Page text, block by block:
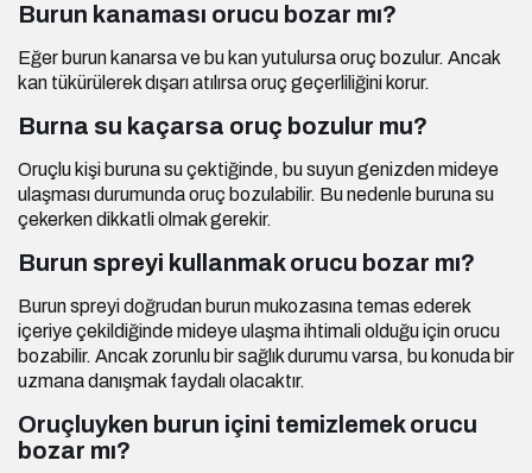
Burun kanaması orucu bozar mı?
Eğer burun kanarsa ve bu kan yutulursa oruç bozulur. Ancak
kan tükürülerek dışarı atılırsa oruç geçerliliğini korur.
Burna su kaçarsa oruç bozulur mu?
Oruçlu kişi buruna su çektiğinde, bu suyun genizden mideye
ulaşması durumunda oruç bozulabilir. Bu nedenle buruna su
çekerken dikkatli olmak gerekir.
Burun spreyi kullanmak orucu bozar mı?
Burun spreyi doğrudan burun mukozasına temas ederek
içeriye çekildiğinde mideye ulaşma ihtimali olduğu için orucu
bozabilir. Ancak zorunlu bir sağlık durumu varsa, bu konuda bir
uzmana danışmak faydalı olacaktır.
Oruçluyken burun içini temizlemek orucu
bozar mı?